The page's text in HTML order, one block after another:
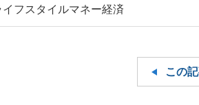
達成できなかったからと言って…」サッカー
イフスタイルマネー経済
この